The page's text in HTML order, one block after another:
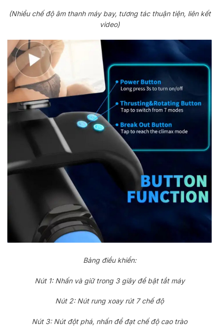
(Nhiều chế độ âm thanh máy bay, tương tác thuận tiện, liên kết
video)
Bảng điều khiển:
Nút 1: Nhấn và giữ trong 3 giây để bật tắt máy
Nút 2: Nút rung xoay rút 7 chế độ
Nút 3: Nút đột phá, nhấn để đạt chế độ cao trào